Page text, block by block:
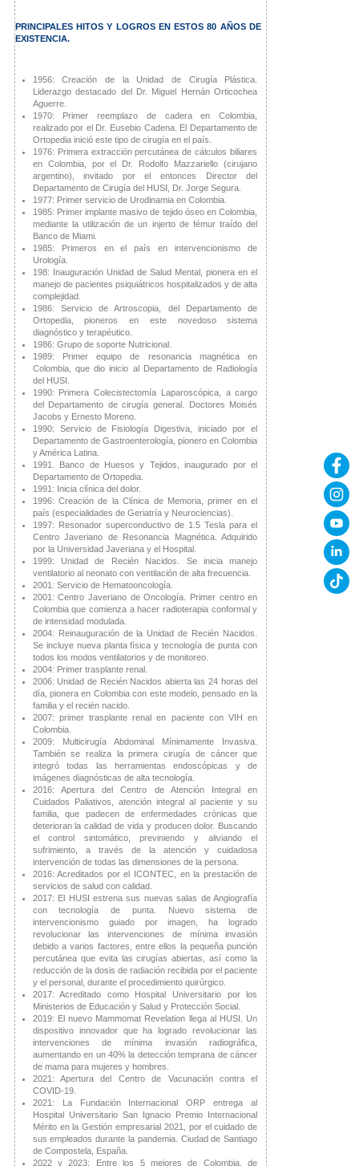
PRINCIPALES HITOS Y LOGROS EN ESTOS 80 AÑOS DE
EXISTENCIA.
1956: Creación de la Unidad de Cirugía Plástica.
Liderazgo destacado del Dr. Miguel Hernán Orticochea
Aguerre.
1970: Primer reemplazo de cadera en Colombia,
realizado por el Dr. Eusebio Cadena. El Departamento de
Ortopedia inició este tipo de cirugía en el país.
1976: Primera extracción percutánea de cálculos biliares
en Colombia, por el Dr. Rodolfo Mazzariello (cirujano
argentino), invitado por el entonces Director del
Departamento de Cirugía del HUSI, Dr. Jorge Segura.
1977: Primer servicio de Urodinamia en Colombia.
1985: Primer implante masivo de tejido óseo en Colombia,
mediante la utilización de un injerto de fémur traído del
Banco de Miami.
1985: Primeros en el país en intervencionismo de
Urología.
198: Inauguración Unidad de Salud Mental, pionera en el
manejo de pacientes psiquiátricos hospitalizados y de alta
complejidad.
1986: Servicio de Artroscopia, del Departamento de
Ortopedia, pioneros en este novedoso sistema
diagnóstico y terapéutico.
1986: Grupo de soporte Nutricional.
1989: Primer equipo de resonancia magnética en
Colombia, que dio inicio al Departamento de Radiología
del HUSI.
1990: Primera Colecistectomía Laparoscópica, a cargo
del Departamento de cirugía general. Doctores Moisés
Jacobs y Ernesto Moreno.
1990: Servicio de Fisiología Digestiva, iniciado por el
Departamento de Gastroenterología, pionero en Colombia
y América Latina.
1991. Banco de Huesos y Tejidos, inaugurado por el
Departamento de Ortopedia.
1991: Inicia clínica del dolor.
1996: Creación de la Clínica de Memoria, primer en el
país (especialidades de Geriatría y Neurociencias).
1997: Resonador superconductivo de 1.5 Tesla para el
Centro Javeriano de Resonancia Magnética. Adquirido
por la Universidad Javeriana y el Hospital.
1999: Unidad de Recién Nacidos. Se inicia manejo
ventilatorio al neonato con ventilación de alta frecuencia.
2001: Servicio de Hematooncología.
2001: Centro Javeriano de Oncología. Primer centro en
Colombia que comienza a hacer radioterapia conformal y
de intensidad modulada.
2004: Reinauguración de la Unidad de Recién Nacidos.
Se incluye nueva planta física y tecnología de punta con
todos los modos ventilatorios y de monitoreo.
2004: Primer trasplante renal.
2006: Unidad de Recién Nacidos abierta las 24 horas del
día, pionera en Colombia con este modelo, pensado en la
familia y el recién nacido.
2007: primer trasplante renal en paciente con VIH en
Colombia.
2009: Multicirugía Abdominal Mínimamente Invasiva.
También se realiza la primera cirugía de cáncer que
integró todas las herramientas endoscópicas y de
imágenes diagnósticas de alta tecnología.
2016: Apertura del Centro de Atención Integral en
Cuidados Paliativos, atención integral al paciente y su
familia, que padecen de enfermedades crónicas que
deterioran la calidad de vida y producen dolor. Buscando
el control sintomático, previniendo y aliviando el
sufrimiento, a través de la atención y cuidadosa
intervención de todas las dimensiones de la persona.
2016: Acreditados por el ICONTEC, en la prestación de
servicios de salud con calidad.
2017: El HUSI estrena sus nuevas salas de Angiografía
con tecnología de punta. Nuevo sistema de
intervencionismo guiado por imagen, ha logrado
revolucionar las intervenciones de mínima invasión
debido a varios factores, entre ellos la pequeña punción
percutánea que evita las cirugías abiertas, así como la
reducción de la dosis de radiación recibida por el paciente
y el personal, durante el procedimiento quirúrgico.
2017: Acreditado como Hospital Universitario por los
Ministerios de Educación y Salud y Protección Social.
2019: El nuevo Mammomat Revelation llega al HUSI. Un
dispositivo innovador que ha logrado revolucionar las
intervenciones de mínima invasión radiográfica,
aumentando en un 40% la detección temprana de cáncer
de mama para mujeres y hombres.
2021: Apertura del Centro de Vacunación contra el
COVID-19.
2021: La Fundación Internacional ORP entrega al
Hospital Universitario San Ignacio Premio Internacional
Mérito en la Gestión empresarial 2021, por el cuidado de
sus empleados durante la pandemia. Ciudad de Santiago
de Compostela, España.
2022 y 2023: Entre los 5 mejores de Colombia, de